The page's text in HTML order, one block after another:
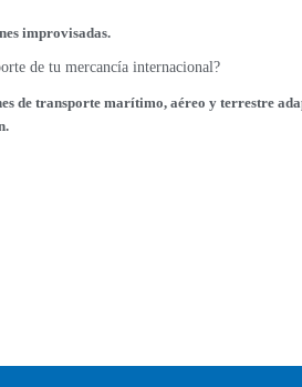
improvisadas.
de tu mercancía internacional?
de transporte marítimo, aéreo y terrestre